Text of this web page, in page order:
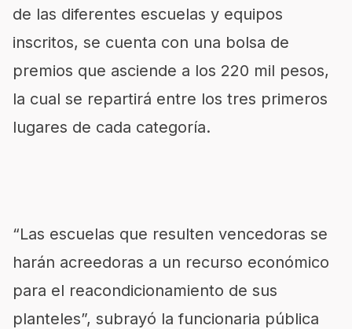
de las diferentes escuelas y equipos
inscritos, se cuenta con una bolsa de
premios que asciende a los 220 mil pesos,
la cual se repartirá entre los tres primeros
lugares de cada categoría.
“Las escuelas que resulten vencedoras se
harán acreedoras a un recurso económico
para el reacondicionamiento de sus
planteles”, subrayó la funcionaria pública